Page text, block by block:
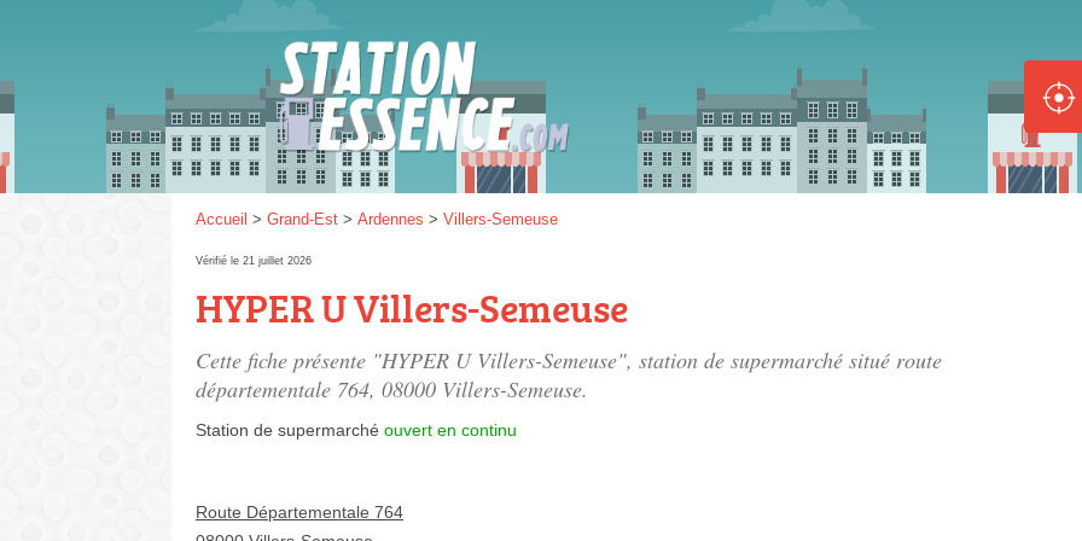
Accueil > Grand-Est > Ardennes > Villers-Semeuse
Vérifié le 21 juillet 2026
HYPER U Villers-Semeuse
Cette fiche présente "HYPER U Villers-Semeuse", station de supermarché situé route
départementale 764, 08000 Villers-Semeuse.
Station de supermarché ouvert en continu
Route Départementale 764
Gazole :
Disponible Épuisé
SP 98 :
SP 95 :
Disponible Épuisé